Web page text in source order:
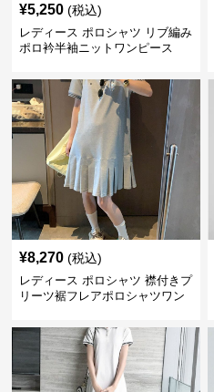
¥5,250 (税込)
レディース ポロシャツ リブ編み
ポロ衿半袖ニットワンピース
¥8,270 (税込)
レディース ポロシャツ 襟付きプ
リーツ裾フレアポロシャツワン